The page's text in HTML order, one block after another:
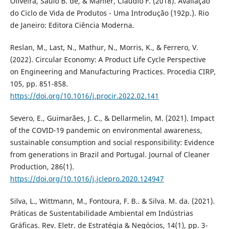
do Ciclo de Vida de Produtos - Uma Introdução (192p.). Rio
de Janeiro: Editora Ciência Moderna.
Reslan, M., Last, N., Mathur, N., Morris, K., & Ferrero, V.
(2022). Circular Economy: A Product Life Cycle Perspective
on Engineering and Manufacturing Practices. Procedia CIRP,
105, pp. 851-858.
https://doi.org/10.1016/j.procir.2022.02.141
Severo, E., Guimarães, J. C., & Dellarmelin, M. (2021). Impact
of the COVID-19 pandemic on environmental awareness,
sustainable consumption and social responsibility: Evidence
from generations in Brazil and Portugal. Journal of Cleaner
Production, 286(1).
https://doi.org/10.1016/j.jclepro.2020.124947
Silva, L., Wittmann, M., Fontoura, F. B.. & Silva. M. da. (2021).
Práticas de Sustentabilidade Ambiental em Indústrias
Gráficas. Rev. Eletr. de Estratégia & Negócios, 14(1), pp. 3-